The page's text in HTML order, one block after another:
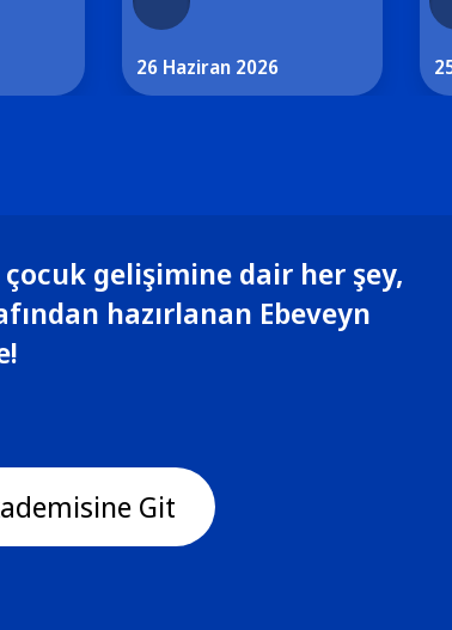
26 Haziran 2026
gelişimine dair her şey,
hazırlanan Ebeveyn
Git